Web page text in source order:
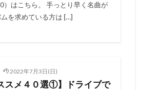
）はこちら。 手っとり早く名曲が
を求めている方は […]
2022年7月3日(日)
スメ４０選①】ドライブで